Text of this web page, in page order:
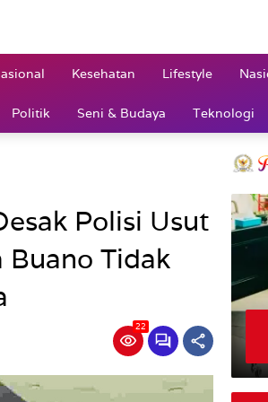
Kesehatan Lifestyle
Politik Seni & Budaya Teknologi
Polisi Usut
Buano Tidak
22